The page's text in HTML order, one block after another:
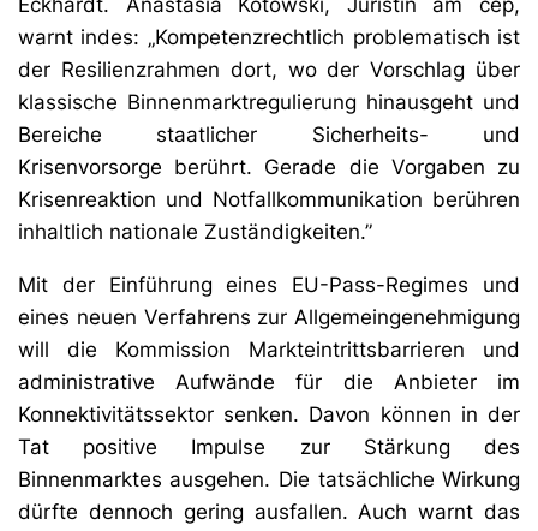
warnt indes: „Kompetenzrechtlich problematisch ist
der Resilienzrahmen dort, wo der Vorschlag über
klassische Binnenmarktregulierung hinausgeht und
Bereiche staatlicher Sicherheits- und
Krisenvorsorge berührt. Gerade die Vorgaben zu
Krisenreaktion und Notfallkommunikation berühren
inhaltlich nationale Zuständigkeiten.”
Mit der Einführung eines EU-Pass-Regimes und
eines neuen Verfahrens zur Allgemeingenehmigung
will die Kommission Markteintrittsbarrieren und
administrative Aufwände für die Anbieter im
Konnektivitätssektor senken. Davon können in der
Tat positive Impulse zur Stärkung des
Binnenmarktes ausgehen. Die tatsächliche Wirkung
dürfte dennoch gering ausfallen. Auch warnt das